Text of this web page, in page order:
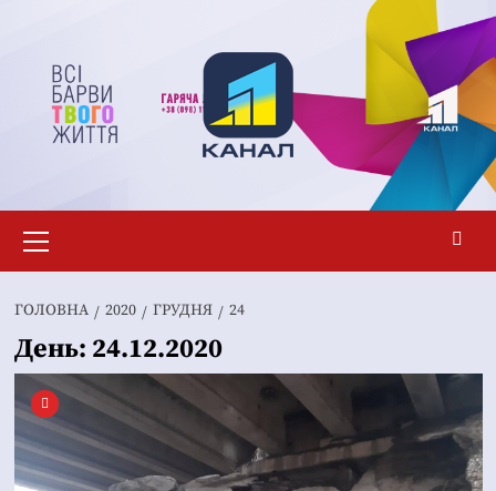
вмісту
меню
ГОЛОВНА 2020 ГРУДНЯ 24
День: 24.12.2020